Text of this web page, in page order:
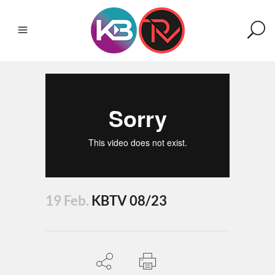
19 Feb. KBTV 08/23